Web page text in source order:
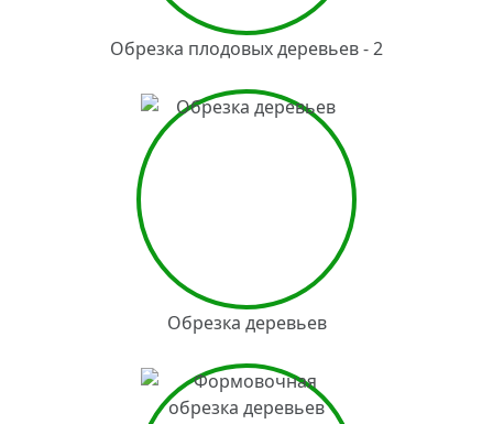
Обрезка плодовых деревьев - 2
Обрезка деревьев